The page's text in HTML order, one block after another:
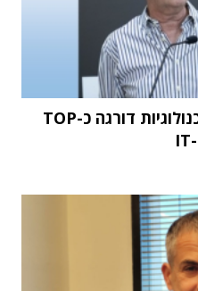
מחקר STKI השנתי: וואן טכנולוגיות דורגה כ-TOP